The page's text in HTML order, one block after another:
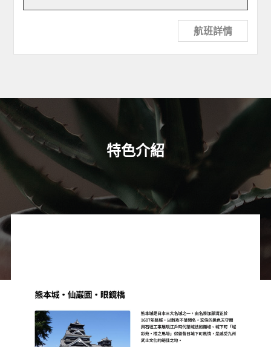
航班詳情
特色介紹